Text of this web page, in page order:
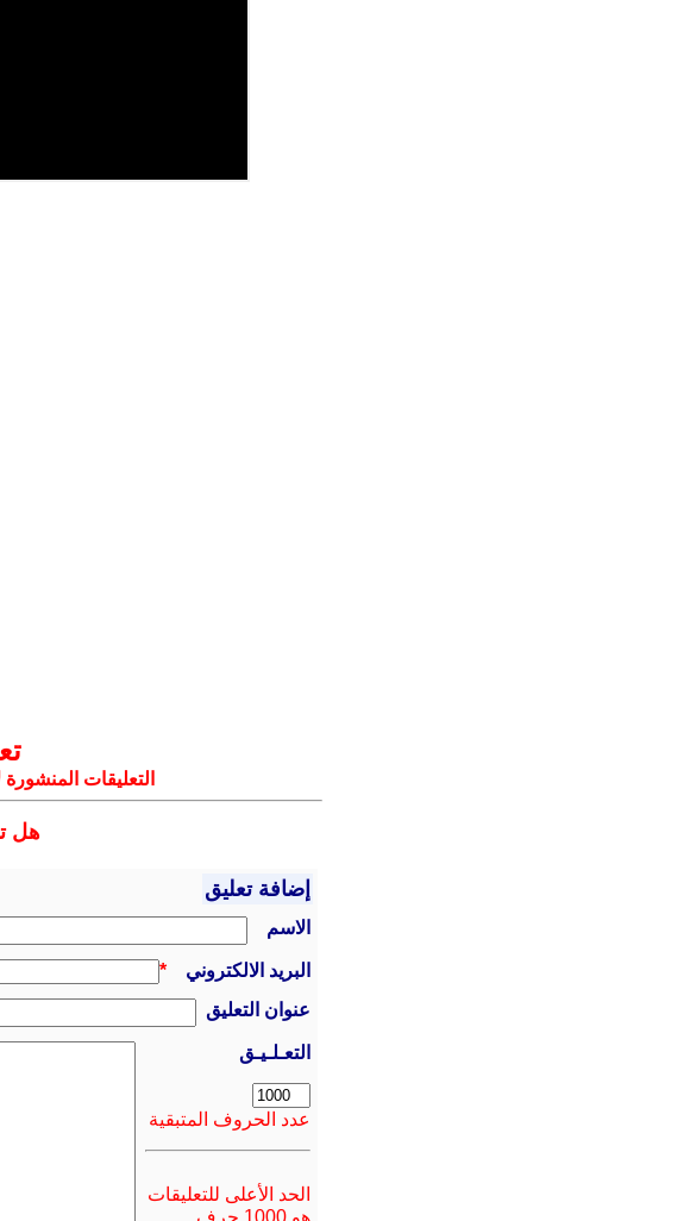
التعليقات
هل
إضافة تعليق
الاسم
البريد الالكتروني
*
عنوان التعليق
التعـلـيـق
عدد الحروف المتبقية
الحد الأعلى للتعليقات
هو 1000 حرف